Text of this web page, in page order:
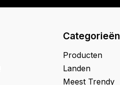
Categorieën
Producten
Landen
Meest Trendy